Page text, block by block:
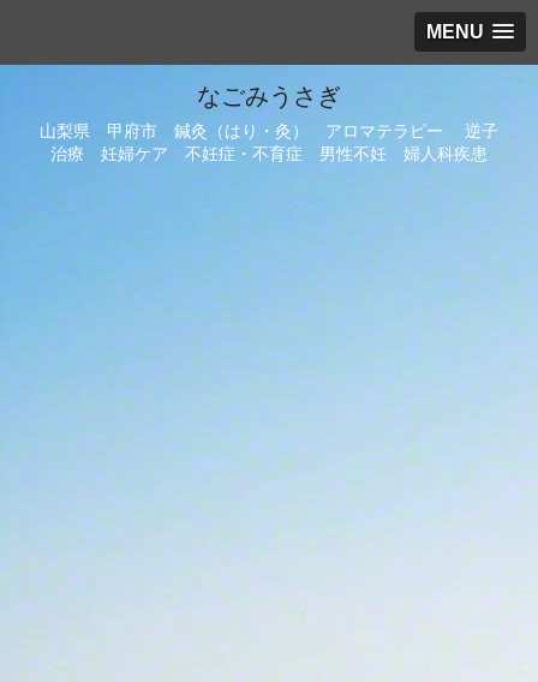
MENU
なごみうさぎ
山梨県 甲府市 鍼灸（はり・灸） アロマテラピー 逆子
治療 妊婦ケア 不妊症・不育症 男性不妊 婦人科疾患